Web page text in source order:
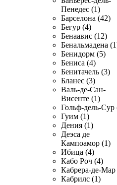
Пенедес (1)
Барселона (42)
Бегур (4)
Бенаавис (12)
Бенальмадена
Бенидорм (5)
Бениса (4)
Бенитачель (3)
Бланес (3)
Валь-де-Сан-
Висенте (1)
Гольф-дель-Сур
Гуим (1)
Дения (1)
Деэса де
Кампоамор (1)
Ибица (4)
Кабо Роч (4)
Кабрера-де-Мар
Кабрилс (1)